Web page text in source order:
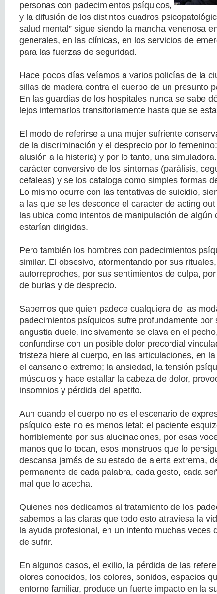
personas con padecimientos psíquicos,
y la difusión de los distintos cuadros
salud mental” sigue siendo la mancha venenosa
generales, en las clínicas, en los servicios de
para las fuerzas de seguridad.
Hace pocos días veíamos a varios policías de la
sillas de madera contra el cuerpo de un presunto
En las guardias de los hospitales nunca se sabe
lejos internarlos transitoriamente hasta que se
El modo de referirse a una mujer sufriente
de la discriminación y el desprecio por lo
alusión a la histeria) y por lo tanto, una
carácter conversivo de los síntomas (parálisis,
cefaleas) y se los cataloga como simples formas
Lo mismo ocurre con las tentativas de suicidio,
a las que se les desconce el caracter de acting
las ubica como intentos de manipulación de algún
estarían dirigidas.
Pero también los hombres con padecimientos
similar. El obsesivo, atormentando por sus
autorreproches, por sus sentimientos de culpa, por
de burlas y de desprecio.
Sabemos que quien padece cualquiera de las
padecimientos psíquicos sufre profundamente por
angustia duele, incisivamente se clava en el
confundirse con un posible dolor precordial
tristeza hiere al cuerpo, en las articulaciones, en
el cansancio extremo; la ansiedad, la tensión
músculos y hace estallar la cabeza de dolor,
insomnios y pérdida del apetito.
Aun cuando el cuerpo no es el escenario de
psíquico este no es menos letal: el paciente
horriblemente por sus alucinaciones, por esas
manos que lo tocan, esos monstruos que lo
descansa jamás de su estado de alerta extrema,
permanente de cada palabra, cada gesto, cada
mal que lo acecha.
Quienes nos dedicamos al tratamiento de los
sabemos a las claras que todo esto atraviesa la
la ayuda profesional, en un intento muchas veces
de sufrir.
En algunos casos, el exilio, la pérdida de las
olores conocidos, los colores, sonidos, espacios
entorno familiar, produce un fuerte impacto en la